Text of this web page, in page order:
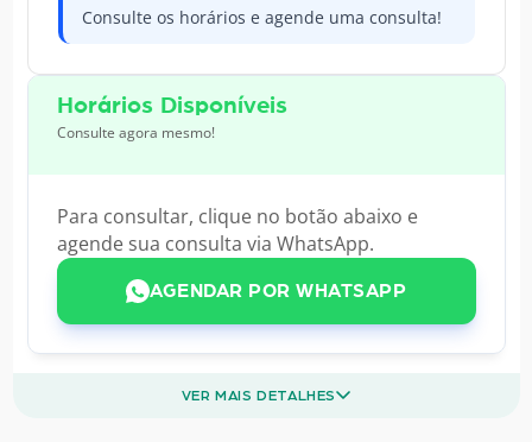
Consulte os horários e agende uma consulta!
Horários Disponíveis
Consulte agora mesmo!
Para consultar, clique no botão abaixo e
agende sua consulta via WhatsApp.
AGENDAR POR WHATSAPP
VER MAIS DETALHES